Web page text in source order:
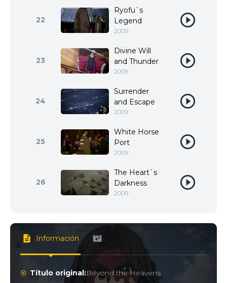
22
Ryofu`s
Legend
2009
23
Divine Will
and Thunder
2009
24
Surrender
and Escape
2009
25
White Horse
Port
2009
26
The Heart`s
Darkness
2009
Información
Título original:Beyond the Heavens